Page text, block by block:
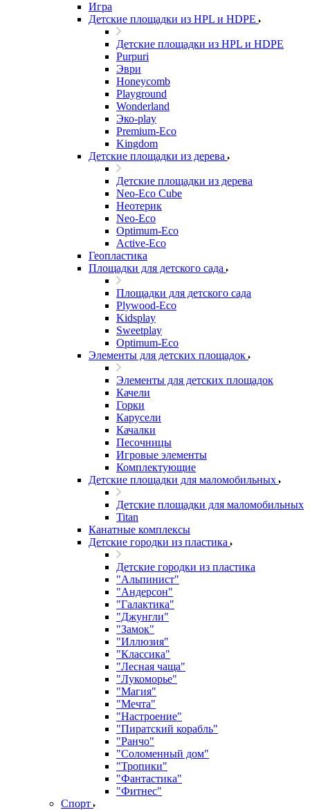
Игра
Детские площадки из HPL и HDPE
Детские площадки из HPL и HDPE
Purpuri
Эври
Honeycomb
Playground
Wonderland
Эко-play
Premium-Eco
Kingdom
Детские площадки из дерева
Детские площадки из дерева
Neo-Eco Cube
Неотерик
Neo-Eco
Оptimum-Еco
Active-Eco
Геопластика
Площадки для детского сада
Площадки для детского сада
Plywood-Eco
Kidsplay
Sweetplay
Оptimum-Еco
Элементы для детских площадок
Элементы для детских площадок
Качели
Горки
Карусели
Качалки
Песочницы
Игровые элементы
Комплектующие
Детские площадки для маломобильных
Детские площадки для маломобильных
Titan
Канатные комплексы
Детские городки из пластика
Детские городки из пластика
"Альпинист"
"Андерсон"
"Галактика"
"Джунгли"
"Замок"
"Иллюзия"
"Классика"
"Лесная чаща"
"Лукоморье"
"Магия"
"Мечта"
"Настроение"
"Пиратский корабль"
"Ранчо"
"Соломенный дом"
"Тропики"
"Фантастика"
"Фитнес"
Спорт